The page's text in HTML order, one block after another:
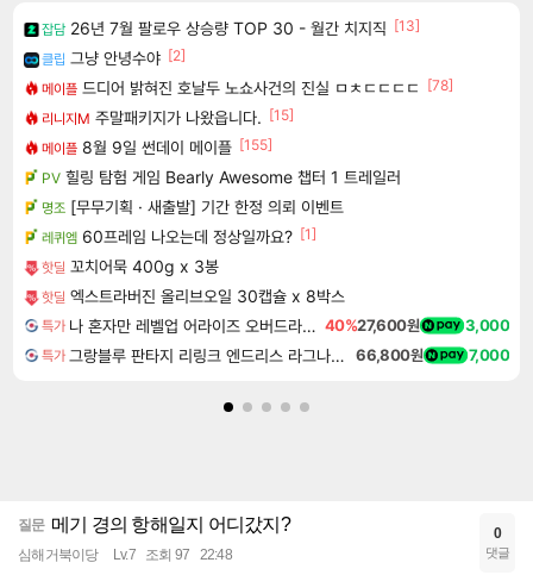
잡담 26년 7월 팔로우 상승량 TOP 30 - 월간 치지직 [13]
클립 그냥 안녕수야 [2]
메이플 드디어 밝혀진 호날두 노쇼사건의 진실 ㅁㅊㄷㄷㄷㄷ
[78]
리니지M 주말패키지가 나왔읍니다. [15]
메이플 8월 9일 썬데이 메이플 [155]
PV 힐링 탐험 게임 Bearly Awesome 챕터 1 트레일러
명조 [무무기획 · 새출발] 기간 한정 의뢰 이벤트
레퀴엠 60프레임 나오는데 정상일까요? [1]
핫딜 꼬치어묵 400g x 3봉
핫딜 엑스트라버진 올리브오일 30캡슐 x 8박스
특가 나 혼자만 레벨업 어라이즈 오버드라이브 Solo Leveling Arise 40%27,600원 3,000
특가 그랑블루 판타지 리링크 엔드리스 라그나로크 Granblue Fantasy Relink Endless Ragnarok 66,800원 7,000
질문 메기 경의 항해일지 어디갔지?
심해거북이당 Lv.7 조회 97 22:48
0
댓글